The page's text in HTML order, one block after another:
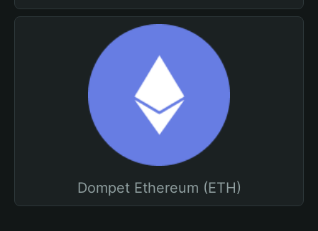
Dompet Ethereum (ETH)